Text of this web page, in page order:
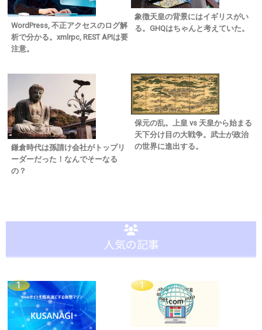
WordPress, 不正アクセスのログ解
析で分かる。xmlrpc, REST APIは要
注意。
象徴天皇の背景にはイギリスがい
る。GHQはちゃんと考えていた。
鎌倉時代は孫請け会社がトップリ
ーダーだった！なんでそーなる
の？
保元の乱。上皇 vs 天皇から始まる
天下分け目の大戦争。武士が政治
の世界に進出する。
人気の記事